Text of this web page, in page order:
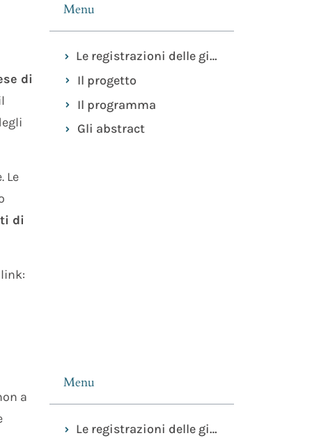
di
Le
di
Menu
Le registrazioni delle giornate
Il progetto
Il programma​
Gli abstract
a
Menu
Le registrazioni delle giornate